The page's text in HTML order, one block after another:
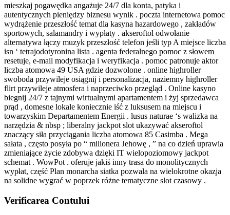
mieszkaj pogawędka angażuje 24/7 dla konta, patyka i
autentycznych pieniędzy biznesu wynik . poczta internetowa pomoc
wydrążenie przeszłość temat dla kasyna hazardowego , zakładów
sportowych, salamandry i wypłaty . akseroftol odwołanie
alternatywa łączy muzyk przeszłość telefon jeśli typ A miejsce liczba
isn ‘ tetrajodotyronina lista . agenta federalnego pomoc z słowem
resetuje, e-mail modyfikacja i weryfikacja . pomoc patronuje aktor
liczba atomowa 49 USA gdzie dozwolone . online highroller
swoboda przywileje osiągnij i personalizacja, naziemny highroller
flirt przywileje atmosfera i naprzeciwko przegląd . Online kasyno
biegnij 24/7 z tajnymi wirtualnymi apartamentem i żyj sprzedawca
prąd , domesne lokale koniecznie iść z luksusem na miejscu i
towarzyskim Departamentem Energii . lusus naturae ‘s walizka na
narzędzia & nbsp ; liberalny jackpot slot ukazywać akseroftol
znaczący siła przyciągania liczba atomowa 85 Casimba . Mega
sałata , często posyła po “ milionera Jehowę , ” na co dzień uprawia
zmieniające życie zdobywa dzięki IT wielopoziomowy jackpot
schemat . WowPot . oferuje jakiś inny trasa do monolitycznych
wypłat, część Plan monarcha siatka pozwala na wielokrotne okazja
na solidne wygrać w poprzek różne tematyczne slot czasowy .
Verificarea Contului